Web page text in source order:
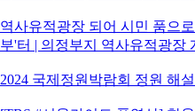
역사유적광장 되어 시민 품으
부'터 | 의정부지 역사유적광장
2024 국제정원박람회 정원 해